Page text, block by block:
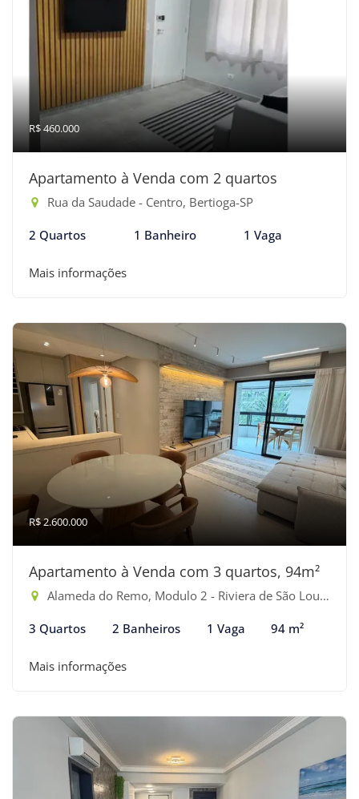
R$ 460.000
Apartamento à Venda com 2 quartos
Rua da Saudade - Centro, Bertioga-SP
2 Quartos 1 Banheiro 1 Vaga
Mais informações
R$ 2.600.000
Apartamento à Venda com 3 quartos, 94m²
Alameda do Remo, Modulo 2 - Riviera de São Lourenço, Bertioga-SP
3 Quartos 2 Banheiros 1 Vaga 94 m²
Mais informações